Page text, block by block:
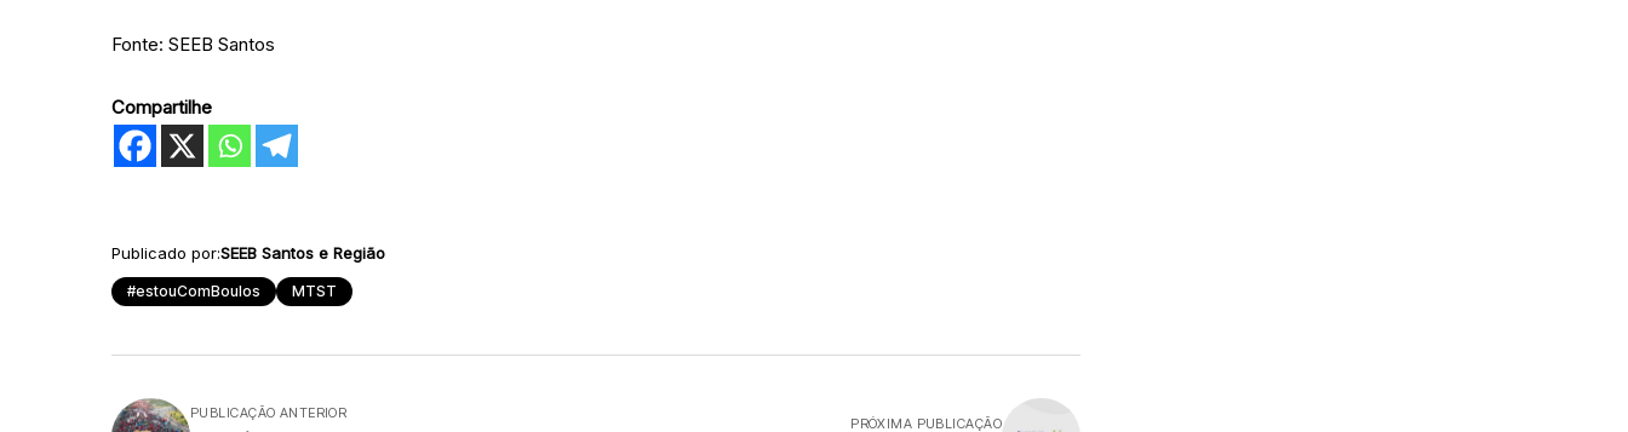
Fonte: SEEB Santos
Compartilhe
Publicado por:SEEB Santos e Região
#estouComBoulos MTST
PUBLICAÇÃO ANTERIOR
PRÓXIMA PUBLICAÇÃO